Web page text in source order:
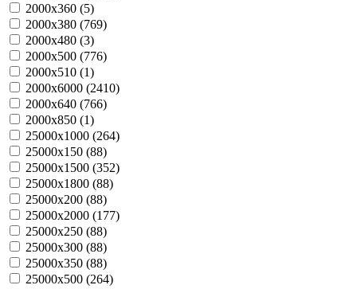
2000х360 (5)
2000х380 (769)
2000х480 (3)
2000х500 (776)
2000х510 (1)
2000х6000 (2410)
2000х640 (766)
2000х850 (1)
25000х1000 (264)
25000х150 (88)
25000х1500 (352)
25000х1800 (88)
25000х200 (88)
25000х2000 (177)
25000х250 (88)
25000х300 (88)
25000х350 (88)
25000х500 (264)